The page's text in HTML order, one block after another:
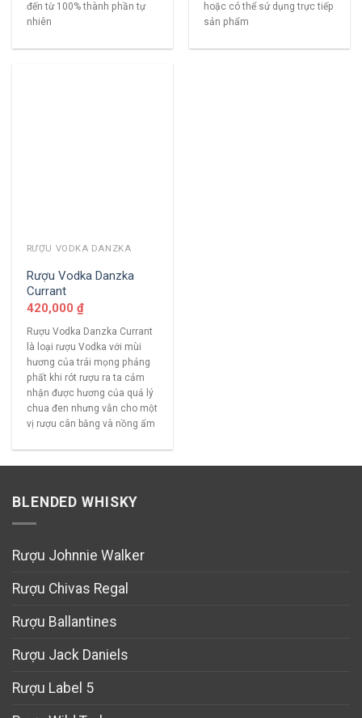
đến từ 100% thành phần tự
nhiên
hoặc có thể sử dụng trực tiếp
sản phẩm
RƯỢU VODKA DANZKA
Rượu Vodka Danzka
Currant
420,000 ₫
Rượu Vodka Danzka Currant
là loại rượu Vodka với mùi
hương của trái mọng phảng
phất khi rót rượu ra ta cảm
nhận được hương của quả lý
chua đen nhưng vẫn cho một
vị rượu cân bằng và nồng ấm
BLENDED WHISKY
Rượu Johnnie Walker
Rượu Chivas Regal
Rượu Ballantines
Rượu Jack Daniels
Rượu Label 5